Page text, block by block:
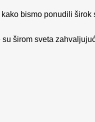
bismo ponudili
širom sveta